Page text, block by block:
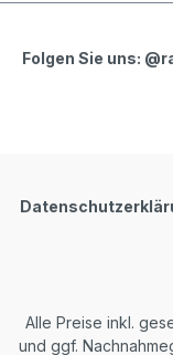
Folgen Sie uns:
Alle Preise inkl.
und ggf.